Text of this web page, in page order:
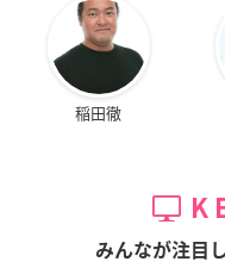
稲田徹
みんなが注目